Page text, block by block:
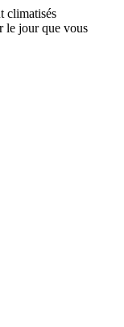
climatisés
le jour que vous